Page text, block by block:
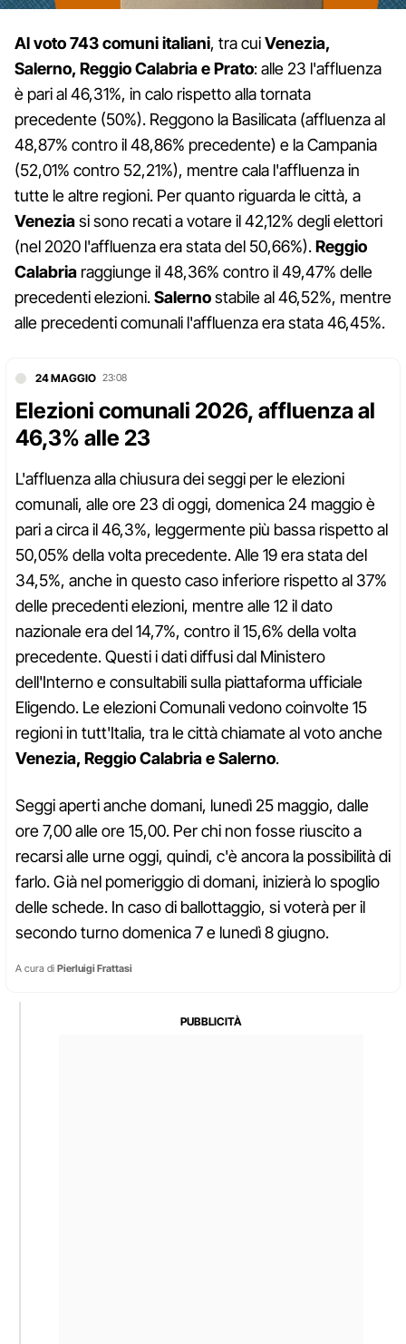
Al voto 743 comuni italiani, tra cuiVenezia,
Salerno, Reggio Calabria e Prato: alle 23 l'affluenza
è pari al 46,31%, in calo rispetto alla tornata
precedente (50%). Reggono la Basilicata (affluenza al
48,87% contro il 48,86% precedente) e la Campania
(52,01% contro 52,21%), mentre cala l'affluenza in
tutte le altre regioni. Per quanto riguarda le città, a
Veneziasi sono recati a votare il 42,12% degli elettori
(nel 2020 l'affluenza era stata del 50,66%).Reggio
Calabria raggiunge il 48,36% contro il 49,47% delle
precedenti elezioni.Salernostabile al 46,52%, mentre
alle precedenti comunali l'affluenza era stata 46,45%.
24 MAGGIO 23:08
Elezioni comunali 2026, affluenza al
46,3% alle 23
L'affluenza alla chiusura dei seggi per le elezioni
comunali, alle ore 23 di oggi, domenica 24 maggio è
pari a circa il 46,3%, leggermente più bassa rispetto al
50,05% della volta precedente. Alle 19 era stata del
34,5%, anche in questo caso inferiore rispetto al 37%
delle precedenti elezioni, mentre alle 12 il dato
nazionale era del 14,7%, contro il 15,6% della volta
precedente. Questi i dati diffusi dal Ministero
dell'Interno e consultabili sulla piattaforma ufficiale
Eligendo. Le elezioni Comunali vedono coinvolte 15
regioni in tutt'Italia, tra le città chiamate al voto anche
Venezia, Reggio Calabria e Salerno.
Seggi aperti anche domani, lunedì 25 maggio, dalle
ore 7,00 alle ore 15,00. Per chi non fosse riuscito a
recarsi alle urne oggi, quindi, c'è ancora la possibilità di
farlo. Già nel pomeriggio di domani, inizierà lo spoglio
delle schede. In caso di ballottaggio, si voterà per il
secondo turno domenica 7 e lunedì 8 giugno.
A cura di Pierluigi Frattasi